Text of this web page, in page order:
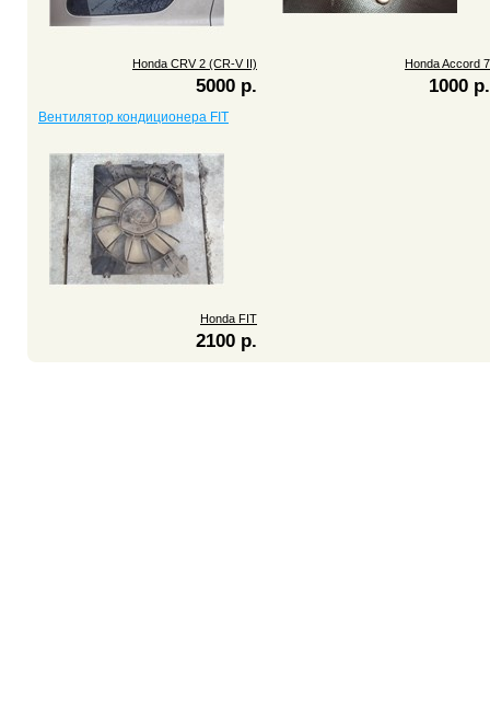
Honda CRV 2 (CR-V II)
5000 р.
Honda Accord 7
1000 р.
Вентилятор кондиционера FIT
Honda FIT
2100 р.